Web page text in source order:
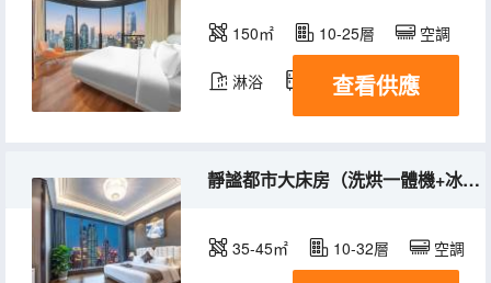
150㎡ 10-25層 空調
淋浴 冰箱查看供應
靜謐都市大床房（洗烘一體機+冰箱）
35-45㎡ 10-32層 空調